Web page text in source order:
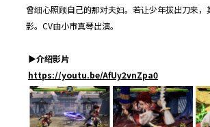
曾细心照顾自己的那对夫妇。若让少年拔出刀来
影。CV由小市真琴出演。
▶︎介绍影片
https://youtu.be/AfUy2vnZpa0